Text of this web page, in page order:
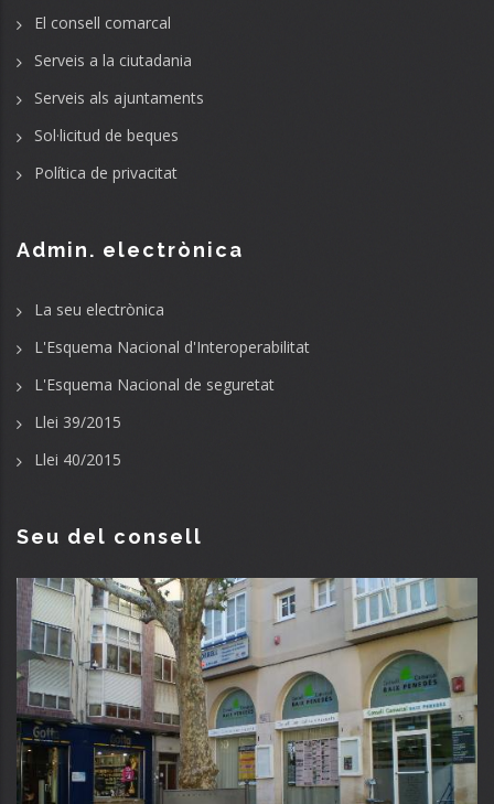
El consell comarcal
Serveis a la ciutadania
Serveis als ajuntaments
Sol·licitud de beques
Política de privacitat
Admin. electrònica
La seu electrònica
L'Esquema Nacional d'Interoperabilitat
L'Esquema Nacional de seguretat
Llei 39/2015
Llei 40/2015
Seu del consell